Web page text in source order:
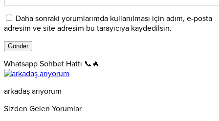
Daha sonraki yorumlarımda kullanılması için adım, e-posta
adresim ve site adresim bu tarayıcıya kaydedilsin.
Whatsapp Sohbet Hattı 📞🔥
arkadaş arıyorum
Sizden Gelen Yorumlar